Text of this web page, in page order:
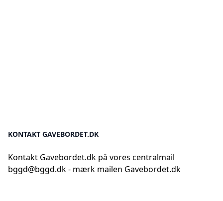
KONTAKT GAVEBORDET.DK
Kontakt Gavebordet.dk på vores centralmail
bggd@bggd.dk- mærk mailen Gavebordet.dk